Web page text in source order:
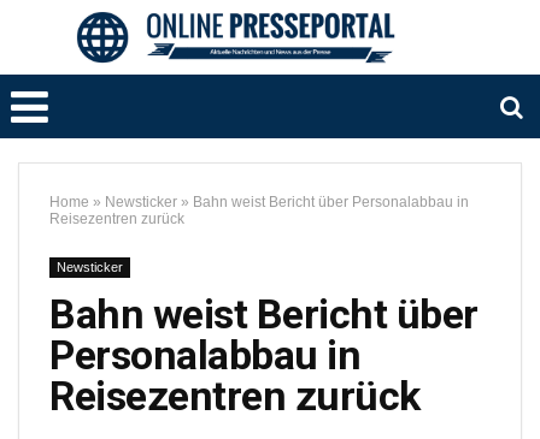
Home » Newsticker » Bahn weist Bericht über Personalabbau in
Reisezentren zurück
Newsticker
Bahn weist Bericht über
Personalabbau in
Reisezentren zurück